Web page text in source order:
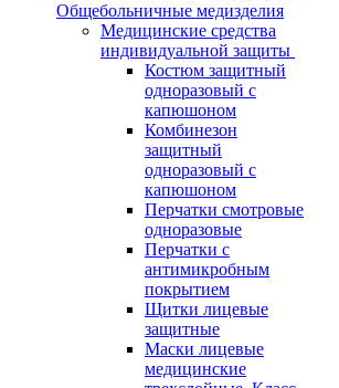
Общебольничные медизделия
Медицинские средства
индивидуальной защиты
Костюм защитный
одноразовый с
капюшоном
Комбинезон
защитный
одноразовый с
капюшоном
Перчатки смотровые
одноразовые
Перчатки с
антимикробным
покрытием
Щитки лицевые
защитные
Маски лицевые
медицинские